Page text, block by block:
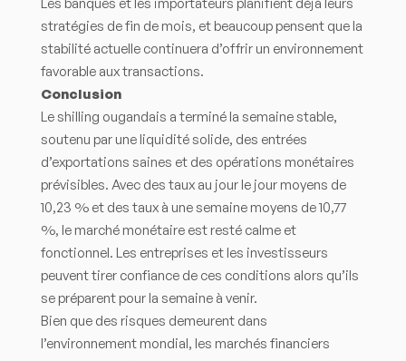
stratégies de fin de mois, et beaucoup pensent que la
stabilité actuelle continuera d’offrir un environnement
favorable aux transactions.
Conclusion
Le shilling ougandais a terminé la semaine stable,
soutenu par une liquidité solide, des entrées
d’exportations saines et des opérations monétaires
prévisibles. Avec des taux au jour le jour moyens de
10,23 % et des taux à une semaine moyens de 10,77
%, le marché monétaire est resté calme et
fonctionnel. Les entreprises et les investisseurs
peuvent tirer confiance de ces conditions alors qu’ils
se préparent pour la semaine à venir.
Bien que des risques demeurent dans
l’environnement mondial, les marchés financiers